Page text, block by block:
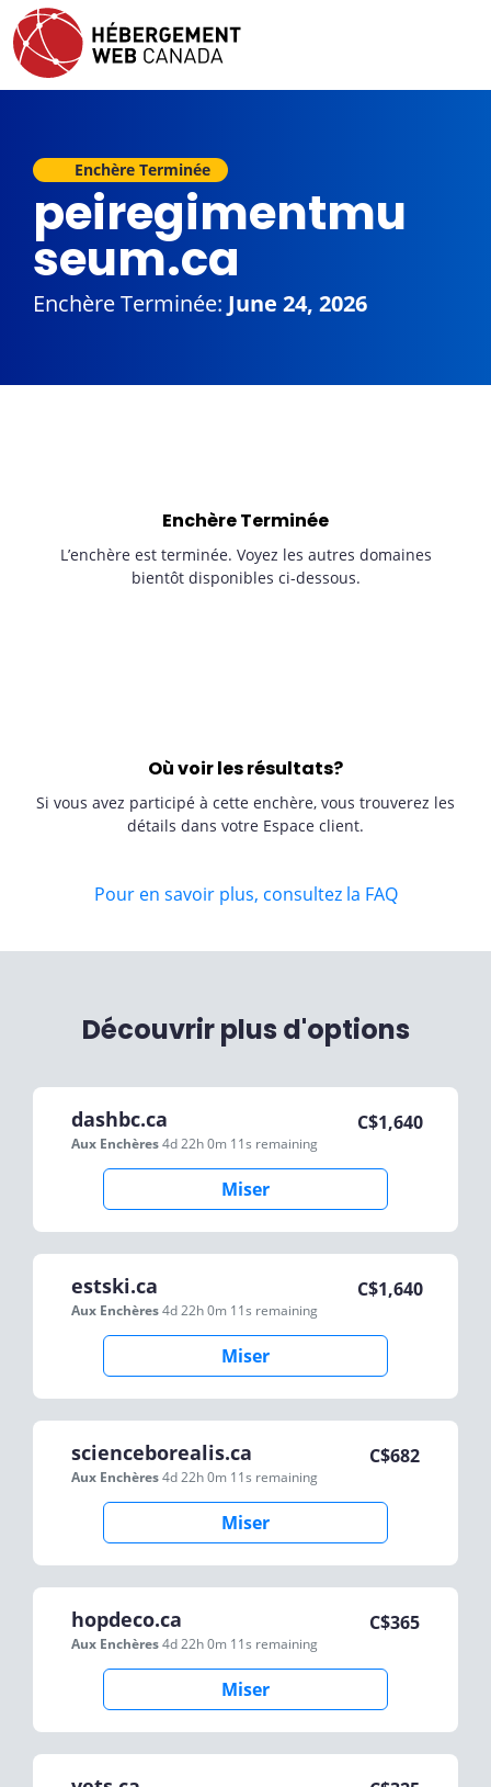
Enchère Terminée
peiregimentmu
seum.ca
Enchère Terminée: June 24, 2026
Enchère Terminée
L’enchère est terminée. Voyez les autres domaines
bientôt disponibles ci-dessous.
Où voir les résultats?
Si vous avez participé à cette enchère, vous trouverez les
détails dans votre Espace client.
Pour en savoir plus, consultez la FAQ
Découvrir plus d'options
dashbc.ca
Aux Enchères4d 22h 0m 11s remaining
C$1,640
Miser
estski.ca
Aux Enchères4d 22h 0m 11s remaining
C$1,640
Miser
scienceborealis.ca
Aux Enchères4d 22h 0m 11s remaining
C$682
Miser
hopdeco.ca
Aux Enchères4d 22h 0m 11s remaining
C$365
Miser